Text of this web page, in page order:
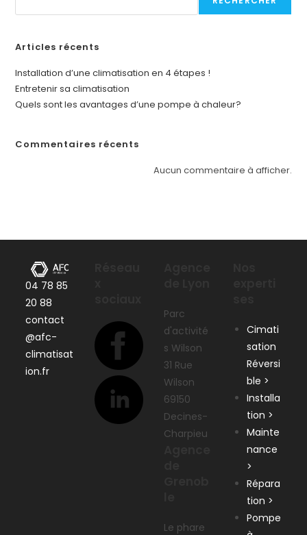
Articles récents
Installation d’une climatisation en 4 étapes !
Entretenir sa climatisation
Quels sont les avantages d’une pompe à chaleur?
Commentaires récents
Aucun commentaire à afficher.
04 78 85
20 88
contact
@afc-
climatisat
ion.fr
Parc
d'activité
s Wilson
31 Rue
Wilson
69150
Decines-
Charpieu
Le phare
Cimati
sation
Réversi
ble >
Installa
tion >
Mainte
nance
>
Répara
tion >
Pompe